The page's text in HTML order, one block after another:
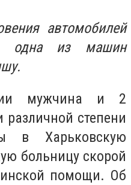
автомобилей
одна из машин
мужчина и 2
степени
в Харьковскую
больницу скорой
помощи. Об